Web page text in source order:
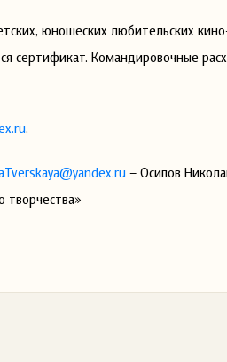
юношеских любительских
сертификат. Командировочные
.
– Осипов
творчества»